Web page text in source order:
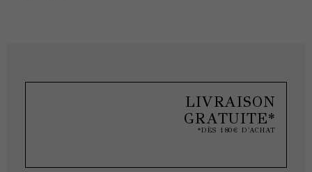
LIVRAISON
GRATUITE*
*DÈS 180€ D'ACHAT